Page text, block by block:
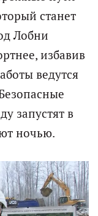
станет
Лобни
избавив
ведутся
запустят в
ночью.